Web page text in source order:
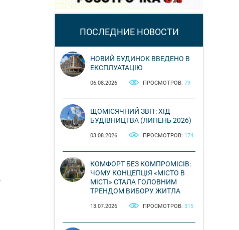
ПОСЛЕДНИЕ НОВОСТИ
НОВИЙ БУДИНОК ВВЕДЕНО В
ЕКСПЛУАТАЦІЮ
06.08.2026 ПРОСМОТРОВ: 79
ЩОМІСЯЧНИЙ ЗВІТ: ХІД
БУДІВНИЦТВА (ЛИПЕНЬ 2026)
03.08.2026 ПРОСМОТРОВ: 174
КОМФОРТ БЕЗ КОМПРОМІСІВ:
ЧОМУ КОНЦЕПЦІЯ «МІСТО В
МІСТІ» СТАЛА ГОЛОВНИМ
ТРЕНДОМ ВИБОРУ ЖИТЛА
13.07.2026 ПРОСМОТРОВ: 315